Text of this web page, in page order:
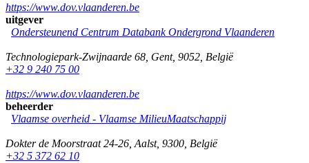
https://www.dov.vlaanderen.be
uitgever
Ondersteunend Centrum Databank Ondergrond Vlaanderen
Technologiepark-Zwijnaarde 68 Gent, 9052 België
+32 9 240 75 00
https://www.dov.vlaanderen.be
beheerder
Vlaamse overheid - Vlaamse MilieuMaatschappij
Dokter de Moorstraat 24-26 Aalst, 9300 België
+32 5 372 62 10